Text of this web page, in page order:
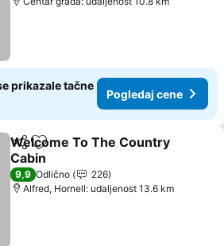
prikazale tačne
Pogledaj cene
Deli Dodati u favorite
Welcome To The Country
Cabin
9,9 Odlično
226
Alfred, Hornell: udaljenost 13.6 km